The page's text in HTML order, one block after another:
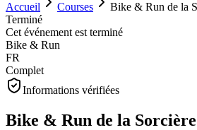
Accueil Courses
Bike & Run de la
Terminé
Cet événement est terminé
Bike & Run
FR
Complet
Informations vérifiées
Bike & Run de la Sorcière